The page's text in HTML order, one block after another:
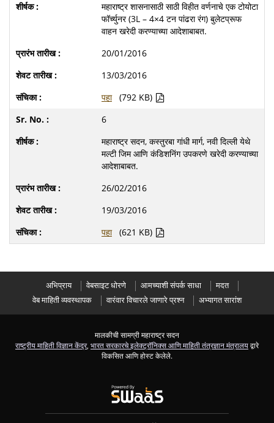
महाराष्ट्र शासनासाठी साठी विहीत वर्णनाचे एक टोयोटा
फॉर्च्युनर (3L – 4×4 टन पांढरा रंग) बुलेटप्रूफ
वाहन खरेदी करण्याच्या आदेशाबाबत.
20/01/2016
13/03/2016
पहा
(792 KB)
6
महाराष्ट्र सदन, कस्तुरबा गांधी मार्ग, नवी दिल्ली येथे
मल्टी जिम आणि कंडिशनिंग उपकरणे खरेदी करण्याच्या
आदेशाबाबत.
26/02/2016
19/03/2016
पहा
(621 KB)
अभिप्राय वेबसाइट धोरणे आमच्याशी संपर्क साधा
मदत
वेब माहिती व्यवस्थापक
वारंवार विचारले जाणारे प्रश्न अभ्यागत सारांश
मालकीची सामग्री महाराष्ट्र सदन
राष्ट्रीय माहिती विज्ञान केंद्र, भारत सरकारचे इलेक्ट्रॉनिक्स आणि माहिती तंत्रज्ञान मंत्रालयद्वारे
विकसित आणि होस्ट केलेले.